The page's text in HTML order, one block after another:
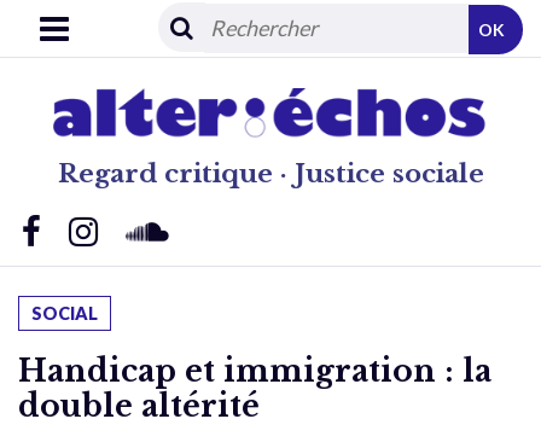
Regard critique · Justice sociale
OK
SOCIAL
Handicap et immigration : la
double altérité